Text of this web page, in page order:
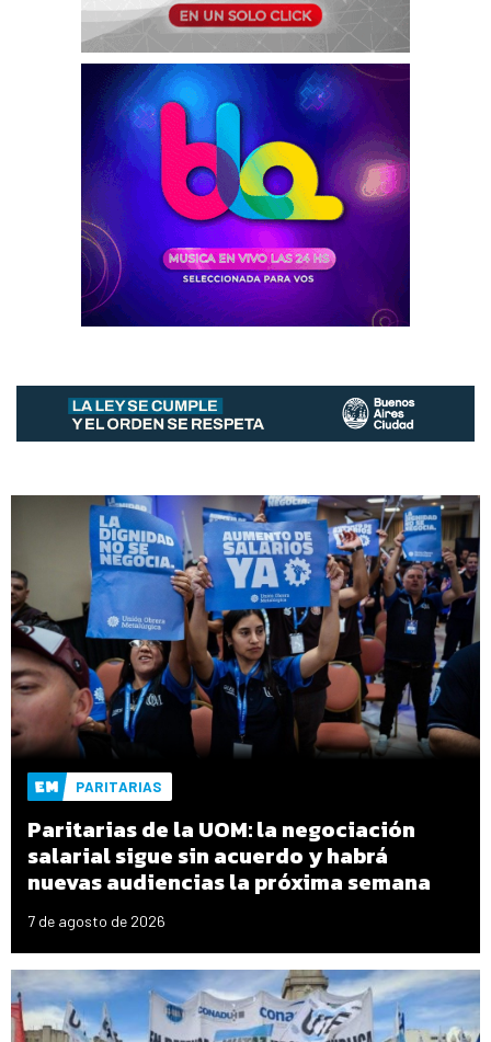
PARITARIAS
Paritarias de la UOM: la negociación
salarial sigue sin acuerdo y habrá
nuevas audiencias la próxima semana
7 de agosto de 2026